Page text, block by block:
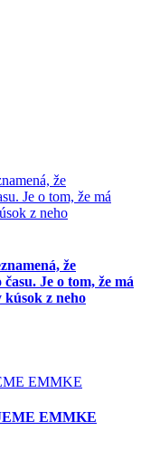
že
Je o tom, že má
z neho
že
Je o tom, že má
kúsok z neho
EMMKE
EMMKE